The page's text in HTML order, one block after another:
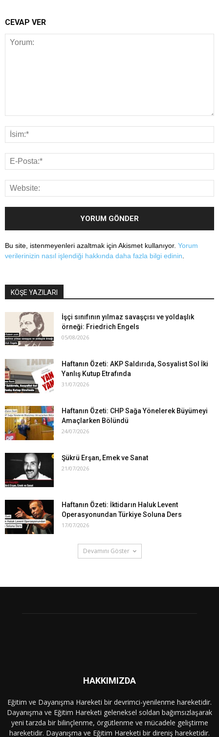
CEVAP VER
Bu site, istenmeyenleri azaltmak için Akismet kullanıyor. Yorum
verilerinizin nasıl işlendiği hakkında daha fazla bilgi edinin.
KÖŞE YAZILARI
İşçi sınıfının yılmaz savaşçısı ve yoldaşlık
örneği: Friedrich Engels
05/08/2026
Haftanın Özeti: AKP Saldırıda, Sosyalist Sol İki
Yanlış Kutup Etrafında
31/07/2026
Haftanın Özeti: CHP Sağa Yönelerek Büyümeyi
Amaçlarken Bölündü
24/07/2026
Şükrü Erşan, Emek ve Sanat
21/07/2026
Haftanın Özeti: İktidarın Haluk Levent
Operasyonundan Türkiye Soluna Ders
17/07/2026
Devamını Göster
HAKKIMIZDA
Eğitim ve Dayanışma Hareketi bir devrimci-yenilenme hareketidir.
Dayanışma ve Eğitim Hareketi geleneksel soldan bağımsızlaşarak
yeni tarzda bir bilinçlenme, örgütlenme ve mücadele geliştirme
hareketidir. Dayanışma ve Eğitim Hareketi bir direniş hareketidir.